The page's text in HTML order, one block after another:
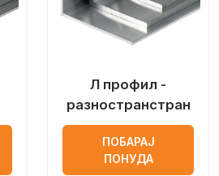
Л профил -
разностранстран
ПОБАРАЈ
ПОНУДА